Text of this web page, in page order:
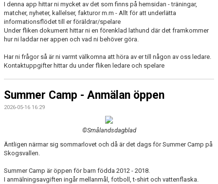
I denna app hittar ni mycket av det som finns på hemsidan - träningar,
matcher, nyheter, kallelser, fakturor m.m - Allt för att underlätta
informationsflödet till er föräldrar/spelare
Under fliken dokument hittar ni en förenklad lathund där det framkommer
hur ni laddar ner appen och vad ni behöver göra.
Har ni frågor så är ni varmt välkomna att höra av er till någon av oss ledare.
Kontaktuppgifter hittar du under fliken ledare och spelare
Summer Camp - Anmälan öppen
2026-05-16 16:29
©Smålandsdagblad
Äntligen närmar sig sommarlovet och då är det dags för Summer Camp på
Skogsvallen.
Summer Camp är öppen för barn födda 2012 - 2018.
I anmälningsavgiften ingår mellanmål, fotboll, t-shirt och vattenflaska.